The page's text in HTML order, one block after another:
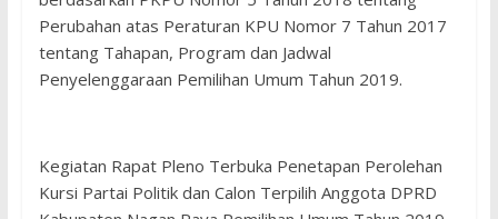
Perubahan atas Peraturan KPU Nomor 7 Tahun 2017
tentang Tahapan, Program dan Jadwal
Penyelenggaraan Pemilihan Umum Tahun 2019.
Kegiatan Rapat Pleno Terbuka Penetapan Perolehan
Kursi Partai Politik dan Calon Terpilih Anggota DPRD